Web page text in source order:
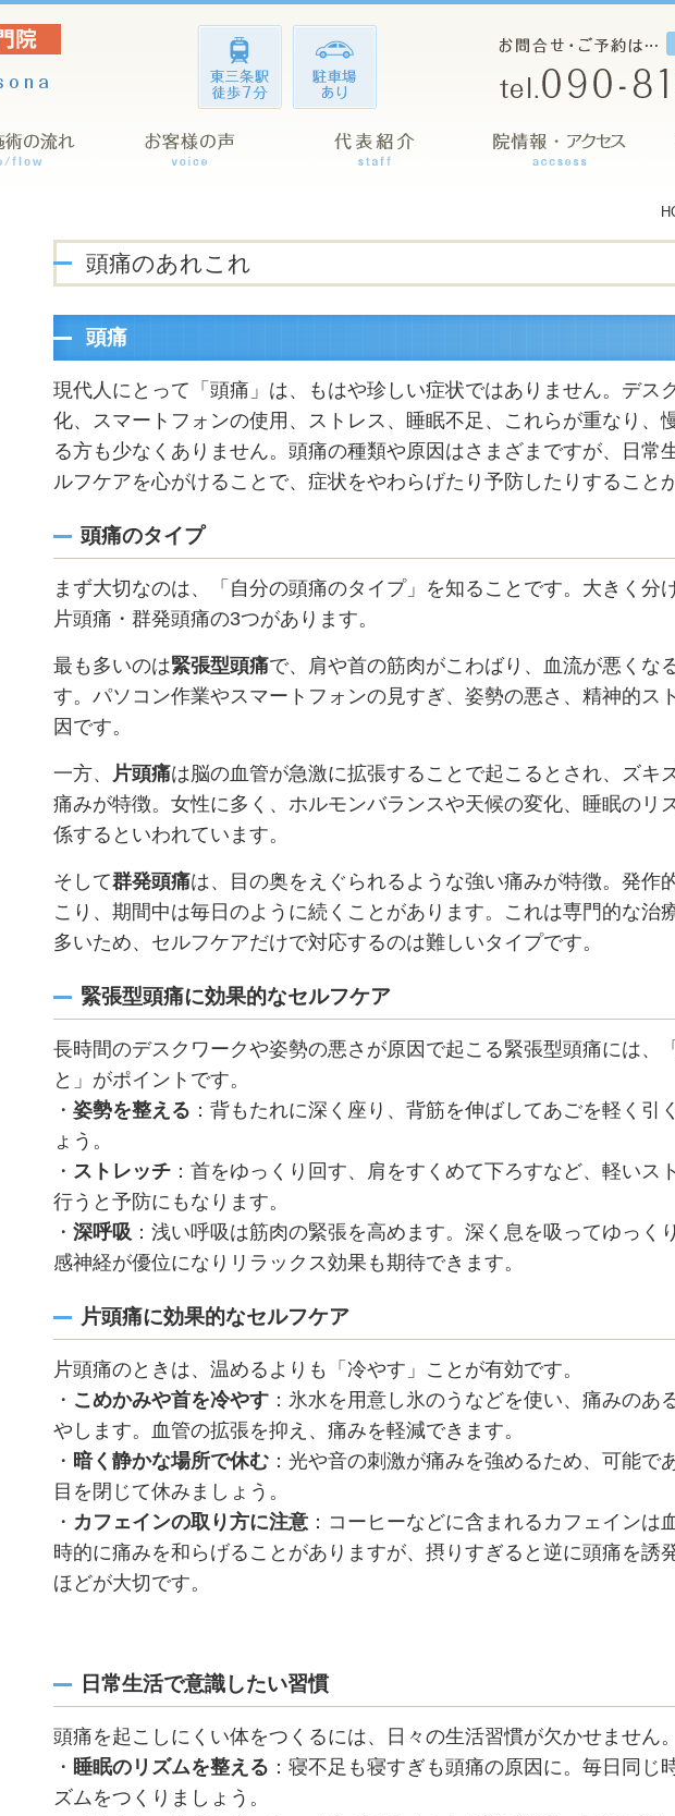
頭痛のあれこれ
頭痛
現代人にとって「頭痛」は、もはや珍しい症状ではありません。デス
化、スマートフォンの使用、ストレス、睡眠不足、これらが重なり、
る方も少なくありません。頭痛の種類や原因はさまざまですが、日常
ルフケアを心がけることで、症状をやわらげたり予防したりすること
頭痛のタイプ
まず大切なのは、「自分の頭痛のタイプ」を知ることです。大きく分
片頭痛・群発頭痛の3つがあります。
最も多いのは緊張型頭痛で、肩や首の筋肉がこわばり、血流が悪くな
す。パソコン作業やスマートフォンの見すぎ、姿勢の悪さ、精神的ス
因です。
一方、 片頭痛は脳の血管が急激に拡張することで起こるとされ、ズキ
痛みが特徴。女性に多く、ホルモンバランスや天候の変化、睡眠のリ
係するといわれています。
そして群発頭痛は、目の奥をえぐられるような強い痛みが特徴。発作
こり、期間中は毎日のように続くことがあります。これは専門的な治
多いため、セルフケアだけで対応するのは難しいタイプです。
緊張型頭痛に効果的なセルフケア
長時間のデスクワークや姿勢の悪さが原因で起こる緊張型頭痛には、
と」がポイントです。
・ 姿勢を整える ：背もたれに深く座り、背筋を伸ばしてあごを軽く引
ょう。
・ ストレッチ ：首をゆっくり回す、肩をすくめて下ろすなど、軽いス
行うと予防にもなります。
・ 深呼吸 ：浅い呼吸は筋肉の緊張を高めます。深く息を吸ってゆっく
感神経が優位になりリラックス効果も期待できます。
片頭痛に効果的なセルフケア
片頭痛のときは、温めるよりも「冷やす」ことが有効です。
・ こめかみや首を冷やす ：氷水を用意し氷のうなどを使い、痛みのあ
やします。血管の拡張を抑え、痛みを軽減できます。
・ 暗く静かな場所で休む ：光や音の刺激が痛みを強めるため、可能で
目を閉じて休みましょう。
・ カフェインの取り方に注意 ：コーヒーなどに含まれるカフェインは
時的に痛みを和らげることがありますが、摂りすぎると逆に頭痛を誘
ほどが大切です。
日常生活で意識したい習慣
頭痛を起こしにくい体をつくるには、日々の生活習慣が欠かせません。
・ 睡眠のリズムを整える ：寝不足も寝すぎも頭痛の原因に。毎日同じ
ズムをつくりましょう。